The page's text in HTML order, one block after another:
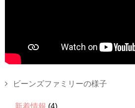
ビーンズファミリーの様子